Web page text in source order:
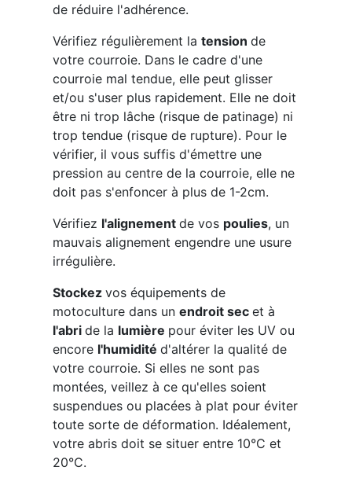
de réduire l'adhérence.
Vérifiez régulièrement latensionde
votre courroie. Dans le cadre d'une
courroie mal tendue, elle peut glisser
et/ou s'user plus rapidement. Elle ne doit
être ni trop lâche (risque de patinage) ni
trop tendue (risque de rupture). Pour le
vérifier, il vous suffis d'émettre une
pression au centre de la courroie, elle ne
doit pas s'enfoncer à plus de 1-2cm.
Vérifiez l'alignementde vos poulies, un
mauvais alignement engendre une usure
irrégulière.
Stockezvos équipements de
motoculture dans unendroit secet à
l'abride la lumière pour éviter les UV ou
encore l'humiditéd'altérer la qualité de
votre courroie. Si elles ne sont pas
montées, veillez à ce qu'elles soient
suspendues ou placées à plat pour éviter
toute sorte de déformation. Idéalement,
votre abris doit se situer entre 10°C et
20°C.